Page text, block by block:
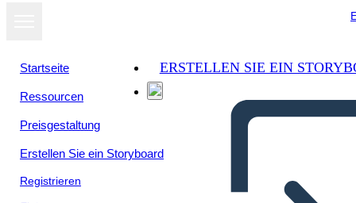
Startseite
Ressourcen
Preisgestaltung
Erstellen Sie ein Storyboard
Registrieren
ERSTELLEN SIE EIN